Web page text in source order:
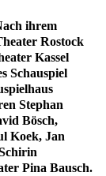
ihrem
Rostock
Kassel
Schauspiel
Stephan
Bösch,
Koek, Jan
Pina Bausch.